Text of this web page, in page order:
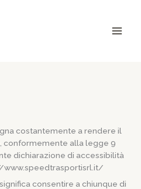
costantemente a rendere il
conformemente alla legge 9
dichiarazione di accessibilità
www.speedtrasportisrl.it/
consentire a chiunque di